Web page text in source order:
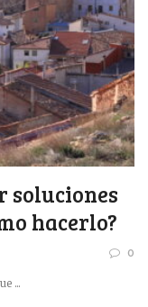
soluciones
hacerlo?
0
...